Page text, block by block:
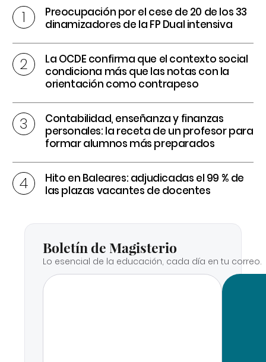
Preocupación por el cese de 20 de los 33
dinamizadores de la FP Dual intensiva
La OCDE confirma que el contexto social
condiciona más que las notas con la
orientación como contrapeso
Contabilidad, enseñanza y finanzas
personales: la receta de un profesor para
formar alumnos más preparados
Hito en Baleares: adjudicadas el 99 % de
las plazas vacantes de docentes
Boletín de Magisterio
Lo esencial de la educación, cada día en tu correo.